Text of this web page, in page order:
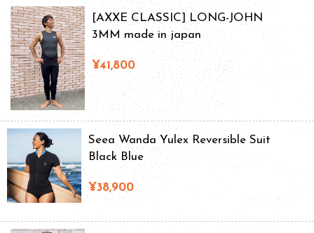
[AXXE CLASSIC] LONG-JOHN
3MM made in japan
¥41,800
Seea Wanda Yulex Reversible Suit
Black Blue
¥38,900